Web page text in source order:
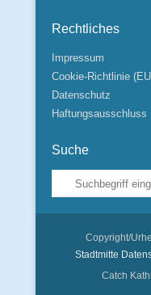
Rechtliches
Impressum
Cookie-Richtlinie
Datenschutz
Haftungsausschluss
Suche
Suche
Copyright/
Stadtmitte
Catch